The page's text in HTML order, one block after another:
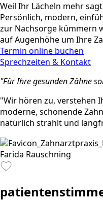
Weil Ihr Lächeln mehr
Persönlich, modern,
zur Nachsorge kümmern
auf Augenhöhe um Ihre
Termin online buchen
Sprechzeiten & Kontakt
"Für Ihre gesunden Zähne
"Wir hören zu, verstehen
moderne, schonende
natürlich strahlt und
Farida Rauschning